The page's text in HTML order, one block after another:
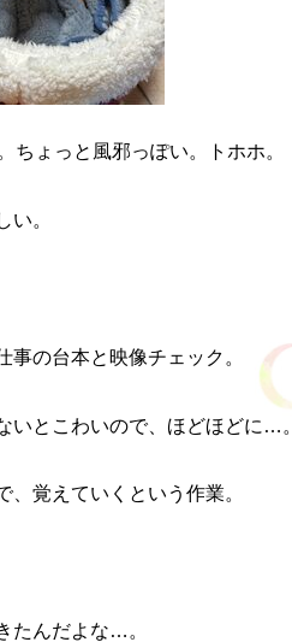
ょっと風邪っぽい。トホホ。
。
の台本と映像チェック。
いとこわいので、ほどほどに…。
覚えていくという作業。
たんだよな…。